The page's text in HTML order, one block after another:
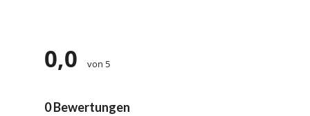
0,0 von 5
0 Bewertungen